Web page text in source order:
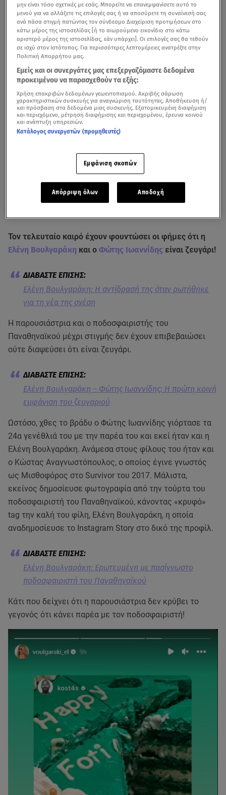
Η αντίδραση της Ελένης Βουλγαράκη όταν ρωτήθηκε για τη νέα της σχέση
Τον τελευταίο καιρό έχουν φουντώσει οι φήμες ότι η
Ελένη Βουλγαράκη και ο Φώτης Ιωαννίδης είναι ζευγάρι!
Ελένη Βουλγαράκη: Η αντίδρασή της όταν ρωτήθηκε
για τη νέα της σχέση
Η παρουσιάστρια και ο ποδοσφαιριστής του
Παναθηναϊκού μέχρι στιγμής δεν έχουν επιβεβαιώσει
ούτε διαψεύσει ότι είναι ζευγάρι.
Ελένη Βουλγαράκη – Φώτης Ιωαννίδης: Η πρώτη κοινή
εμφάνιση του ζευγαριού
Ωστόσο, χθες το βράδυ ο Φώτης Ιωαννίδης γιόρτασε τα
24α γενέθλιά του με την παρέα του και εκεί ήταν και η
Ελένη Βουλγαράκη. Ανάμεσα στους φίλους του ήταν και
ο Κώστας Αναγνωστόπουλος, ο οποίος έγινε γνωστός
ως Μισθοφόρος στο Survivor του 2017. Μάλιστα,
εκείνος δημοσίευσε φωτογραφία από την τούρτα του
ποδοσφαιριστή του Παναθηναϊκού, κάνοντας «κρυφό»
tag την καλή του φίλη, Ελένη Βουλγαράκη, η οποία
αναδημοσίευσε το Instagram Story στο δικό της προφίλ.
Ελένη Βουλγαράκη: Ερωτευμένη με πασίγνωστο
ποδοσφαιριστή του Παναθηναϊκού
Κάτι που δείχνει ότι η παρουσιάστρια δεν κρύβει το
γεγονός ότι κάνει παρέα με τον ποδοσφαιριστή!
μην είναι τόσο σχετικές με εσάς. Μπορείτε να επανεμφανίσετε αυτό το
μενού για να αλλάξετε τις επιλογές σας ή να αποσύρετε τη συναίνεσή σας
ανά πάσα στιγμή πατώντας τον σύνδεσμο Διαχείριση προτιμήσεων στο
κάτω μέρος της ιστοσελίδας [ή το αιωρούμενο εικονίδιο στο κάτω
αριστερό μέρος της ιστοσελίδας, εάν υπάρχει]. Οι επιλογές σας θα τεθούν
σε ισχύ στον Ιστότοπος. Για περισσότερες λεπτομέρειες ανατρέξτε στην
Πολιτική Απορρήτου μας.
Εμείς και οι συνεργάτες μας επεξεργαζόμαστε δεδομένα
προκειμένου να παρασχεθούν τα εξής:
Χρήση επακριβών δεδομένων γεωεντοπισμού. Ακριβής σάρωση
χαρακτηριστικών συσκευής για αναγνώριση ταυτότητας. Αποθήκευση ή/
και πρόσβαση στα δεδομένα μιας συσκευής. Εξατομικευμένη διαφήμιση
και περιεχόμενο, μέτρηση διαφήμισης και περιεχομένου, έρευνα κοινού
και ανάπτυξη υπηρεσιών.
Κατάλογος συνεργατών (προμηθευτές)
Εμφάνιση σκοπών
Απόρριψη όλων Αποδοχή